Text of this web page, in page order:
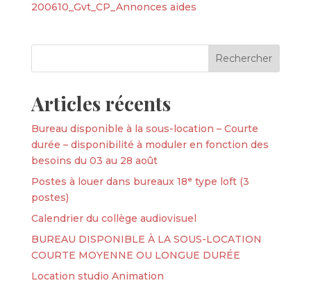
200610_Gvt_CP_Annonces aides
Articles récents
Bureau disponible à la sous-location – Courte
durée – disponibilité à moduler en fonction des
besoins du 03 au 28 août
Postes à louer dans bureaux 18ᵉ type loft (3
postes)
Calendrier du collège audiovisuel
BUREAU DISPONIBLE À LA SOUS-LOCATION
COURTE MOYENNE OU LONGUE DURÉE
Location studio Animation